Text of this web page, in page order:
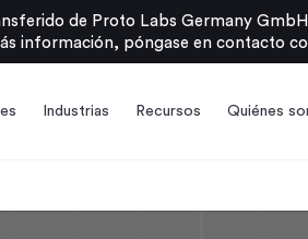
de Proto Labs Germany
información, póngase en contacto
Industrias Recursos Quiénes